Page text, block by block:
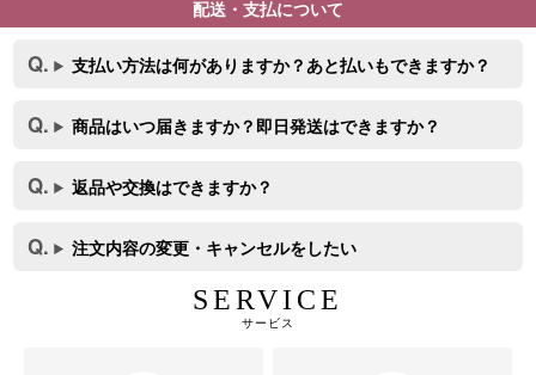
サイズ
配送・支払について
支払い方法は何がありますか？あと払いもできますか？
商品はいつ届きますか？即日発送はできますか？
返品や交換はできますか？
注文内容の変更・キャンセルをしたい
SERVICE
サービス